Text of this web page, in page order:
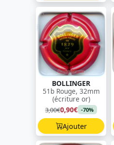
BOLLINGER
51b Rouge, 32mm
(écriture or)
3,00€0,90€ -70%
Ajouter